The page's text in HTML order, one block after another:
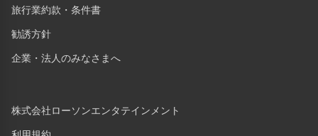
旅行業約款・条件書
勧誘方針
企業・法人のみなさまへ
株式会社ローソンエンタテインメント